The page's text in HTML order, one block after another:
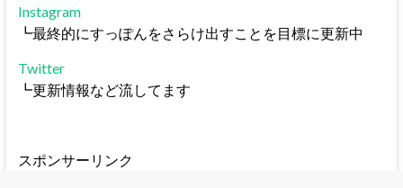
Instagram
┗最終的にすっぽんをさらけ出すことを目標に更新中
Twitter
┗更新情報など流してます
スポンサーリンク